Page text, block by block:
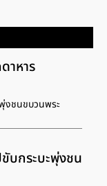
ดับ 38,488.34 จุด
บตัวลดลงมากที่สุด
าหาร
งชนขบวนพระ
บกระบะพุ่งชน